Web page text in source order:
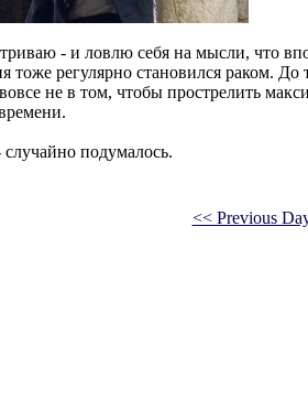
- и ловлю себя на мысли, что
тоже регулярно становился раком. До
не в том, чтобы прострелить
подумалось.
<< Previous